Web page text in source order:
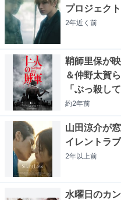
プロジェク
2年近く 前
鞘師里保が
＆仲野太賀
「ぶっ殺し
約2年前
山田涼介が
イレントラ
2年以上前
水曜日のカ